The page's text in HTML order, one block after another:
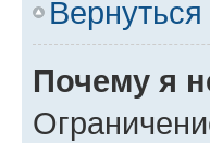
Почему я